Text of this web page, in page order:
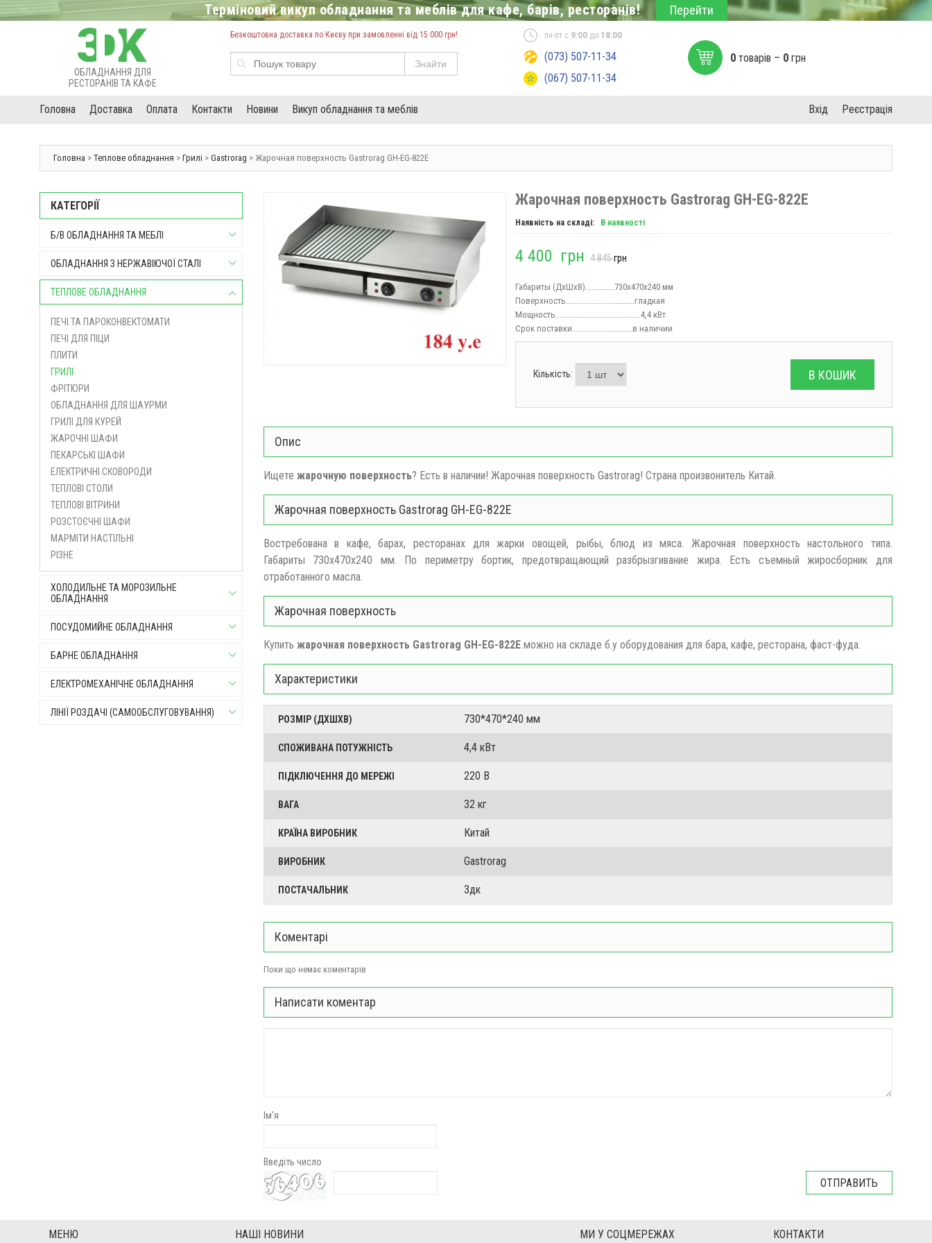
Терміновий викуп обладнання та меблів для кафе, барів, ресторанів! Перейти
ОБЛАДНАННЯ ДЛЯ
РЕСТОРАНІВ ТА КАФЕ
Безкоштовна доставка по Києву при замовленні від 15 000 грн!
Знайти
пн-пт с 9:00 до 18:00
(073) 507-11-34
(067) 507-11-34
0 товарів – 0 грн
Головна Доставка Оплата Контакти Новини Викуп обладнання та меблів Реєстрація
Вхід
Головна > Теплове обладнання > Грилі > Gastrorag > Жарочная поверхность Gastrorag GH-EG-822E
Жарочная поверхность Gastrorag GH-EG-822E
Наявність на складі: В наявності
4 400 грн 4 845грн
Габариты (ДхШхВ)..............730х470х240 мм
Поверхность.................................гладкая
Мощность.........................................4,4кВт
Срок поставки.............................в наличии
Кількість: В КОШИК
Опис
Ищете жарочную поверхность? Есть в наличии! Жарочная поверхность Gastrorag! Страна произвонитель Китай.
Жарочная поверхность Gastrorag GH-EG-822E
Востребована в кафе, барах, ресторанах для жарки овощей, рыбы, блюд из мяса. Жарочная поверхность настольного типа.
Габариты 730х470х240 мм. По периметру бортик, предотвращающий разбрызгивание жира. Есть съемный жиросборник для
отработанного масла.
Жарочная поверхность
Купить жарочная поверхность Gastrorag GH-EG-822E можно на складе б.у оборудования для бара, кафе, ресторана, фаст-фуда.
Характеристики
РОЗМІР (ДХШХВ) 730*470*240 мм
СПОЖИВАНА ПОТУЖНІСТЬ 4,4 кВт
ПІДКЛЮЧЕННЯ ДО МЕРЕЖІ 220 В
ВАГА 32 кг
КРАЇНА ВИРОБНИК Китай
ВИРОБНИК Gastrorag
ПОСТАЧАЛЬНИК 3дк
Коментарі
Поки що немає коментарів
Написати коментар
Ім'я
Введіть число
КАТЕГОРІЇ
Б/В ОБЛАДНАННЯ ТА МЕБЛІ
ОБЛАДНАННЯ З НЕРЖАВІЮЧОЇ СТАЛІ
ТЕПЛОВЕ ОБЛАДНАННЯ
ПЕЧІ ТА ПАРОКОНВЕКТОМАТИ
ПЕЧІ ДЛЯ ПІЦИ
ПЛИТИ
ГРИЛІ
ФРІТЮРИ
ОБЛАДНАННЯ ДЛЯ ШАУРМИ
ГРИЛІ ДЛЯ КУРЕЙ
ЖАРОЧНІ ШАФИ
ПЕКАРСЬКІ ШАФИ
ЕЛЕКТРИЧНІ СКОВОРОДИ
ТЕПЛОВІ СТОЛИ
ТЕПЛОВІ ВІТРИНИ
РОЗСТОЄЧНІ ШАФИ
МАРМІТИ НАСТІЛЬНІ
РІЗНЕ
ХОЛОДИЛЬНЕ ТА МОРОЗИЛЬНЕ
ОБЛАДНАННЯ
ПОСУДОМИЙНЕ ОБЛАДНАННЯ
БАРНЕ ОБЛАДНАННЯ
ЕЛЕКТРОМЕХАНІЧНЕ ОБЛАДНАННЯ
ЛІНІЇ РОЗДАЧІ (САМООБСЛУГОВУВАННЯ)
МЕНЮ НАШІ НОВИНИ МИ У СОЦМЕРЕЖАХ КОНТАКТИ